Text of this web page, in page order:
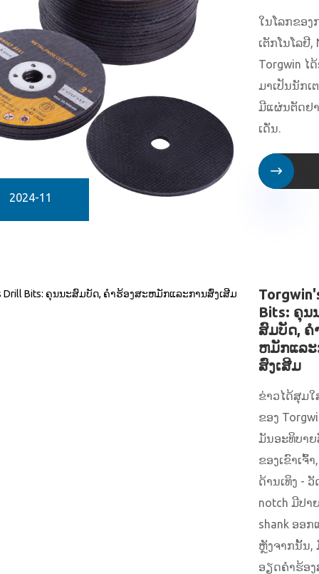
2024-11
ໃນໂລກຂອງ
ເຕັກໂນໂລຢີ,
Torgwin ໄ
ມາເປັນນັກເ
ມີແຜ່ນຕັດຢ
ເດັ່ນ.

Bits: ຄຸນ
ສົມບັດ, ຄໍ
ຫມັກແລະ
ສົ່ງເສີມ
ຂ່າວໄດ້ສຸມໃ
ຂອງ
ມັນອະທິບາ
ຂອງເຂົາເຈົ້
ດ້ານເທິງ -
notch ມີປ
shank ອອກ
ຫຼັງຈາກນັ້ນ,
ອຽດຄໍາຮ້ອ